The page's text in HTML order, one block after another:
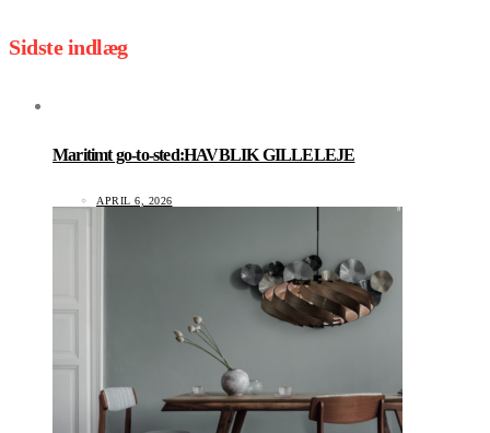
Sidste indlæg
Maritimt go-to-sted:HAVBLIK GILLELEJE
APRIL 6, 2026